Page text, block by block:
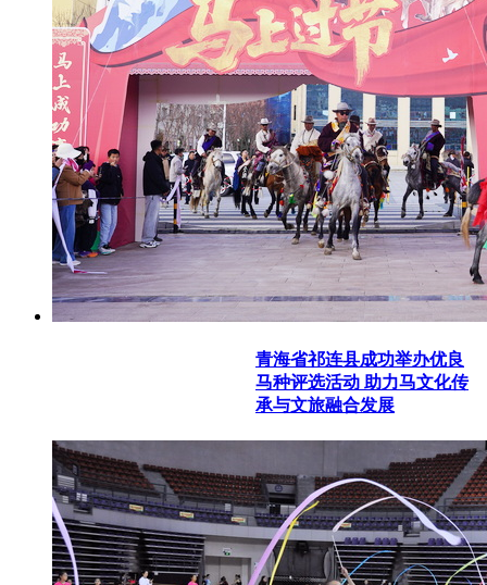
青海省祁连县成功举办优良
马种评选活动 助力马文化传
承与文旅融合发展